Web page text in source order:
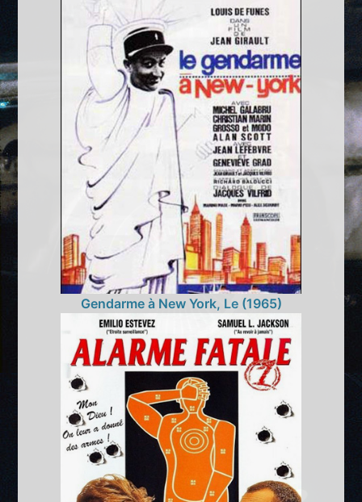
Gendarme à New York, Le (1965)